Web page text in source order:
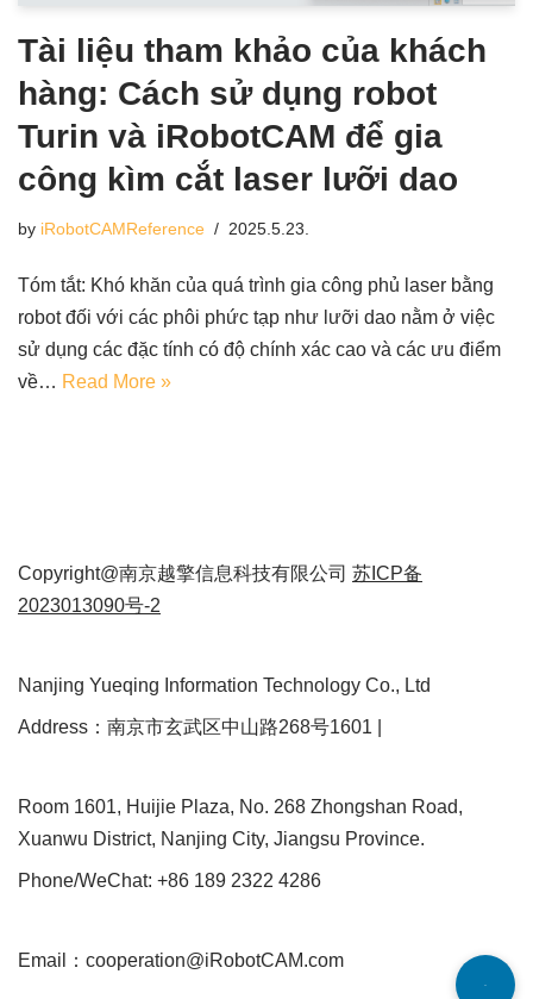
Tài liệu tham khảo của khách
hàng: Cách sử dụng robot
Turin và iRobotCAM để gia
công kìm cắt laser lưỡi dao
by iRobotCAMReference 2025.5.23.
Tóm tắt: Khó khăn của quá trình gia công phủ laser bằng
robot đối với các phôi phức tạp như lưỡi dao nằm ở việc
sử dụng các đặc tính có độ chính xác cao và các ưu điểm
về… Read More »
Copyright@南京越擎信息科技有限公司 苏ICP备
2023013090号-2
Nanjing Yueqing Information Technology Co., Ltd
Address：南京市玄武区中山路268号1601 |
Room 1601, Huijie Plaza, No. 268 Zhongshan Road,
Xuanwu District, Nanjing City, Jiangsu Province.
Phone/WeChat: +86 189 2322 4286
Email：cooperation@iRobotCAM.com